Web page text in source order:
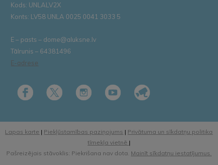
Kods: UNLALV2X
Konts: LV58 UNLA 0025 0041 3033 5
E – pasts – dome@aluksne.lv
Tālrunis – 64381496
E-adrese
Lapas karte | Piekļūstamības paziņojums | Privātuma un sīkdatņu politika
tīmekļa vietnē |
Pašreizējais stāvoklis: Piekrišana nav dota. Mainīt sīkdatņu iestatījumus.